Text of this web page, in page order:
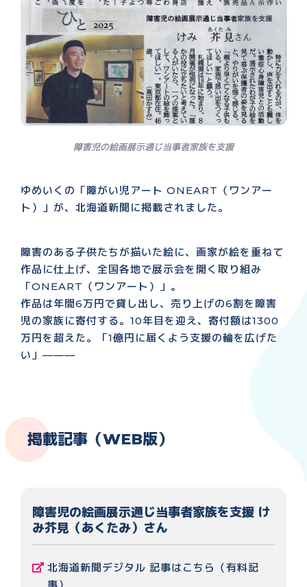
障害児の絵画展示通じ当事者家族を支援
ゆめいくの「障がい児アート ONEART（ワンアー
ト）」が、北海道新聞に掲載されました。
障害のある子供たちが描いた絵に、画家が絵を重ねて
作品に仕上げ、全国各地で展示会を開く取り組み
「ONEART（ワンアート）」。
作品は年間6万円で貸し出し、売り上げの6割を障害
児の家族に寄付する。10年目を迎え、寄付額は1300
万円を超えた。「1億円に届くよう支援の輪を広げた
い」———
掲載記事（WEB版）
障害児の絵画展示通じ当事者家族を支援 け
み芥見（あくたみ）さん
北海道新聞デジタル 記事はこちら（有料記